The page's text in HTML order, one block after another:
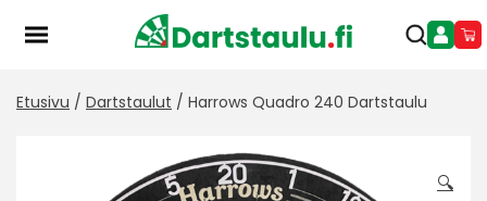
Etusivu / Dartstaulut / Harrows Quadro 240 Dartstaulu
🔍